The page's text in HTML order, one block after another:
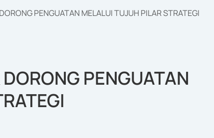
PENGUATAN MELALUI TUJUH PILAR STRATEGI
PENGUATAN